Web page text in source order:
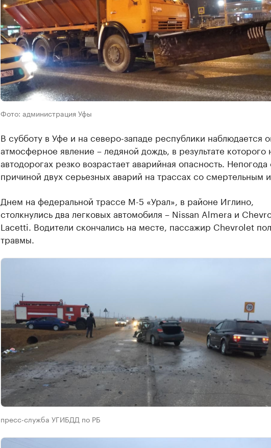
Фото: администрация Уфы
В субботу в Уфе и на северо-западе республики наблюдается
атмосферное явление – ледяной дождь, в результате которого
автодорогах резко возрастает аварийная опасность. Непогода
причиной двух серьезных аварий на трассах со смертельным
Днем на федеральной трассе М-5 «Урал», в районе Иглино,
столкнулись два легковых автомобиля – Nissan Almera и
Lacetti. Водители скончались на месте, пассажир Chevrolet
травмы.
пресс-служба УГИБДД по РБ